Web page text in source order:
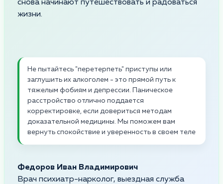
снова начинают путешествовать и радоваться
жизни.
Не пытайтесь "перетерпеть" приступы или
заглушить их алкоголем - это прямой путь к
тяжелым фобиям и депрессии. Паническое
расстройство отлично поддается
корректировке, если довериться методам
доказательной медицины. Мы поможем вам
вернуть спокойствие и уверенность в своем теле
Федоров Иван Владимирович
Врач психиатр-нарколог, выездная служба